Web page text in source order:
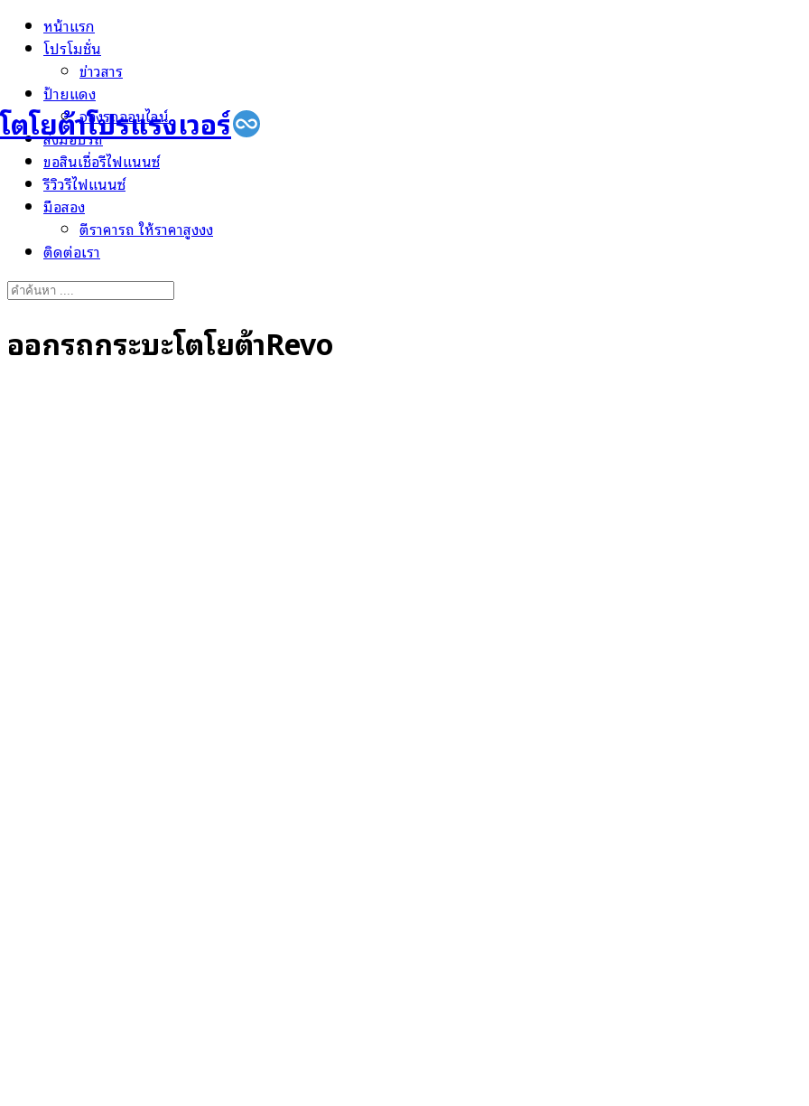
Skip
โตโยต้าโปรแรงเวอร์
หน้าแรก
โปรโมชั่น
ข่าวสาร
ป้ายแดง
จองรถออนไลน์
ส่งมอบรถ
ขอสินเชื่อรีไฟแนนซ์
รีวิวรีไฟแนนซ์
มือสอง
ตีราคารถ ให้ราคาสูงงง
ติดต่อเรา
Search
ออกรถกระบะโตโยต้าRevo